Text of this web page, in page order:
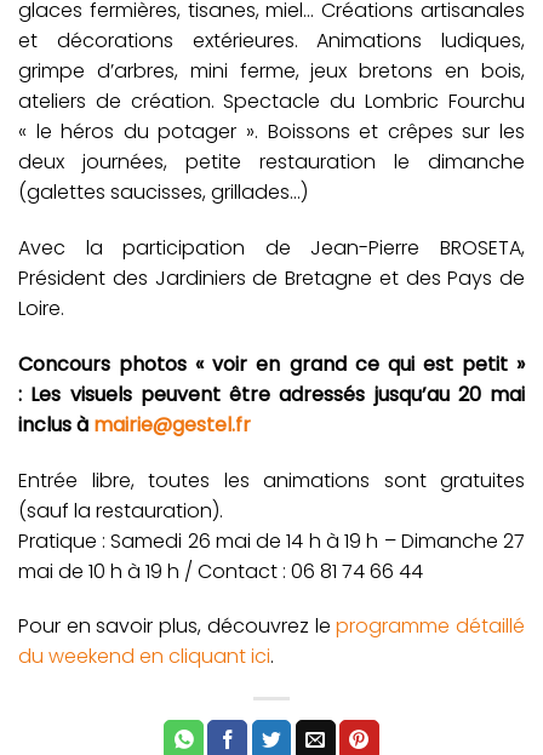
glaces fermières, tisanes, miel… Créations artisanales
et décorations extérieures. Animations ludiques,
grimpe d’arbres, mini ferme, jeux bretons en bois,
ateliers de création. Spectacle du Lombric Fourchu
« le héros du potager ». Boissons et crêpes sur les
deux journées, petite restauration le dimanche
(galettes saucisses, grillades…)
Avec la participation de Jean-Pierre BROSETA,
Président des Jardiniers de Bretagne et des Pays de
Loire.
Concours photos « voir en grand ce qui est petit »
: Les visuels peuvent être adressés jusqu’au 20 mai
inclus à mairie@gestel.fr
Entrée libre, toutes les animations sont gratuites
(sauf la restauration).
Pratique : Samedi 26 mai de 14 h à 19 h – Dimanche 27
mai de 10 h à 19 h / Contact : 06 81 74 66 44
Pour en savoir plus, découvrez leprogramme détaillé
du weekend en cliquant ici.